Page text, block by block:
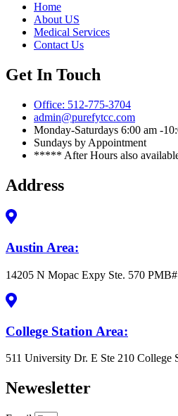
Home
About US
Medical Services
Contact Us
Get In Touch
Office: 512-775-3704
admin@purefytcc.com
Monday-Saturdays 6:00 am -
Sundays by Appointment
***** After Hours also
Address
Austin Area:
14205 N Mopac Expy Ste. 570
College Station Area:
511 University Dr. E Ste 210 College
Newesletter